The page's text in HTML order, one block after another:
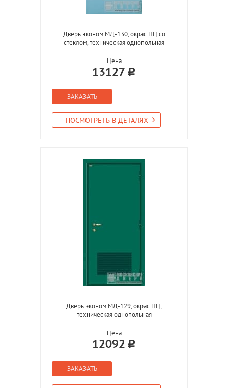
Дверь эконом МД-130, окрас НЦ со
стеклом, техническая однопольная
Цена
13127
ЗАКАЗАТЬ
ПОСМОТРЕТЬ В ДЕТАЛЯХ
Дверь эконом МД-129, окрас НЦ,
техническая однопольная
Цена
12092
ЗАКАЗАТЬ